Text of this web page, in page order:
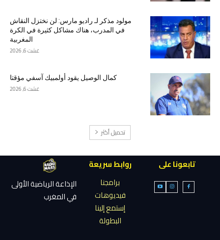
مولود مذكر لـ راديو مارس: لن نختزل النقاش
في المدرب، هناك مشاكل كثيرة في الكرة
المغربية
غشت 6, 2026
كمال الوصيل يقود أولمبيك آسفي مؤقتا
غشت 6, 2026
تحميل أكثر
تابعونا على
روابط سريعة
برامجنا
فيديوهات
إستمع إلينا
البطولة
الإذاعة الرياضية الأولى
في المغرب